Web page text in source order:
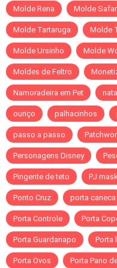
Molde Rena Molde
Molde Tartaruga Molde
Molde Ursinho Molde
Moldes de Feltro
Namoradeira em Pet natal
ouriço palhacinhos
passo a passo
Personagens Disney
Pingente de teto PJ
Ponto Cruz porta caneca
Porta Controle Porta
Porta Guardanapo Porta
Porta Ovos Porta Pano